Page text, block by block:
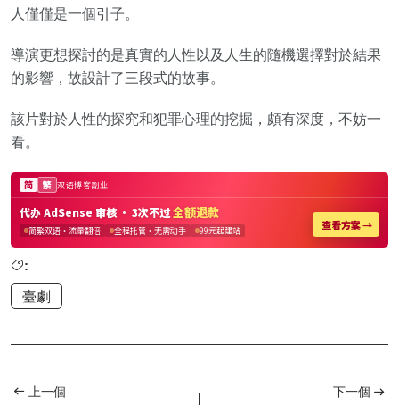
人僅僅是一個引子。
導演更想探討的是真實的人性以及人生的隨機選擇對於結果
的影響，故設計了三段式的故事。
該片對於人性的探究和犯罪心理的挖掘，頗有深度，不妨一
看。
:
臺劇
上一個 下一個